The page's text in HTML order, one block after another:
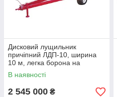
Дисковий лущильник
причіпний ЛДП-10, ширина
10 м, легка борона на
пружинних вібростойках
В наявності
2 545 000 ₴